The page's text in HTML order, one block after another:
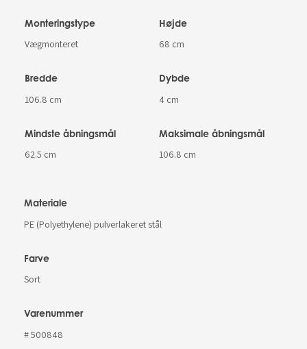
Monteringstype
Vægmonteret
Højde
68 cm
Bredde
106.8 cm
Dybde
4 cm
Mindste åbningsmål
62.5 cm
Maksimale åbningsmål
106.8 cm
Materiale
PE (Polyethylene) pulverlakeret stål
Farve
Sort
Varenummer
# 500848